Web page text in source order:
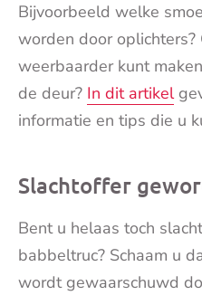
Bijvoorbeeld welke
worden door oplichters?
weerbaarder kunt
de deur? In dit artikel
informatie en tips die u
Slachtoffer
Bent u helaas toch
babbeltruc? Schaam u
wordt gewaarschuwd